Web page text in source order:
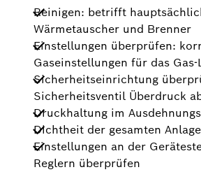
Reinigen: betrifft
Wärmetauscher und Brenner
Einstellungen überprüfen:
Gaseinstellungen für das
Sicherheitseinrichtung
Sicherheitsventil Überdruck
Druckhaltung im
Dichtheit der gesamten
Einstellungen an der
Reglern überprüfen